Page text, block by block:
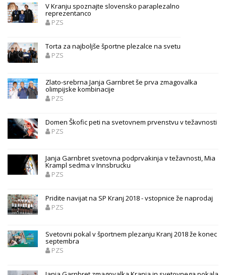
V Kranju spoznajte slovensko paraplezalno
reprezentanco
PZS
Torta za najboljše športne plezalce na svetu
PZS
Zlato-srebrna Janja Garnbret še prva zmagovalka
olimpijske kombinacije
PZS
Domen Škofic peti na svetovnem prvenstvu v težavnosti
PZS
Janja Garnbret svetovna podprvakinja v težavnosti, Mia
Krampl sedma v Innsbrucku
PZS
Pridite navijat na SP Kranj 2018 - vstopnice že naprodaj
PZS
Svetovni pokal v športnem plezanju Kranj 2018 že konec
septembra
PZS